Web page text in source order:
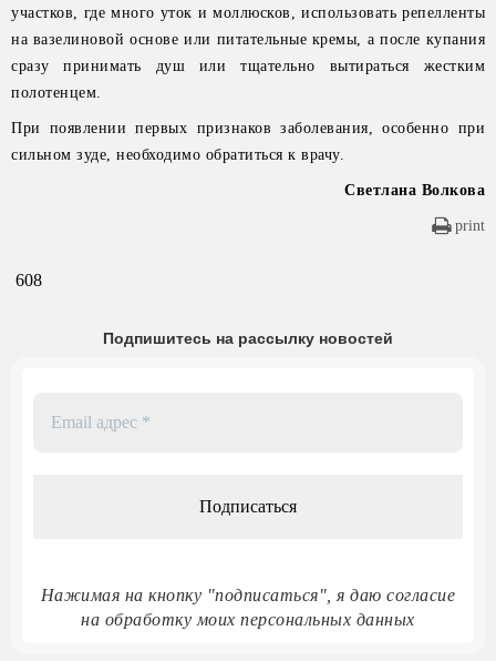
участков, где много уток и моллюсков, использовать репелленты
на вазелиновой основе или питательные кремы, а после купания
сразу принимать душ или тщательно вытираться жестким
полотенцем.
При появлении первых признаков заболевания, особенно при
сильном зуде, необходимо обратиться к врачу.
Светлана Волкова
print
608
Подпишитесь на рассылку новостей
Нажимая на кнопку "подписаться", я даю согласие
на обработку моих персональных данных